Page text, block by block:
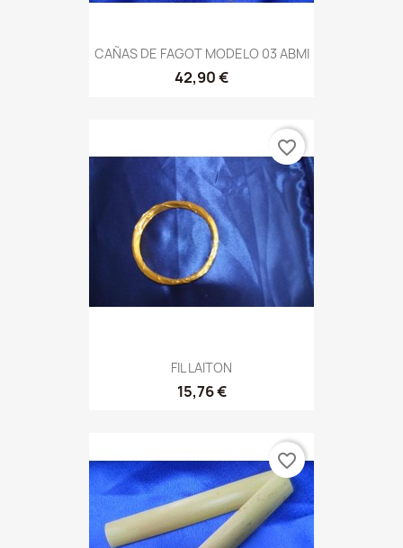
CAÑAS DE FAGOT MODELO 03 ABMI
42,90 €
FIL LAITON
15,76 €
favorite_border
favorite_border